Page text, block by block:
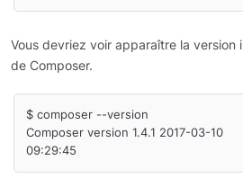
Vous devriez voir apparaître la version
de Composer.
$ composer --version
Composer version 1.4.1 2017-03-10